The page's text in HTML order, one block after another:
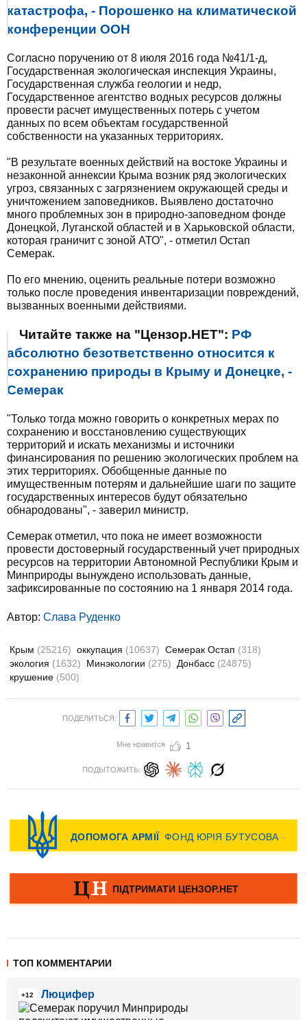
катастрофа, - Порошенко на климатической
конференции ООН
Согласно поручению от 8 июля 2016 года №41/1-д,
Государственная экологическая инспекция Украины,
Государственная служба геологии и недр,
Государственное агентство водных ресурсов должны
провести расчет имущественных потерь с учетом
данных по всем объектам государственной
собственности на указанных территориях.
"В результате военных действий на востоке Украины и
незаконной аннексии Крыма возник ряд экологических
угроз, связанных с загрязнением окружающей среды и
уничтожением заповедников. Выявлено достаточно
много проблемных зон в природно-заповедном фонде
Донецкой, Луганской областей и в Харьковской области,
которая граничит с зоной АТО", - отметил Остап
Семерак.
По его мнению, оценить реальные потери возможно
только после проведения инвентаризации повреждений,
вызванных военными действиями.
Читайте также на "Цензор.НЕТ": РФ
абсолютно безответственно относится к
сохранению природы в Крыму и Донецке, -
Семерак
"Только тогда можно говорить о конкретных мерах по
сохранению и восстановлению существующих
территорий и искать механизмы и источники
финансирования по решению экологических проблем на
этих территориях. Обобщенные данные по
имущественным потерям и дальнейшие шаги по защите
государственных интересов будут обязательно
обнародованы", - заверил министр.
Семерак отметил, что пока не имеет возможности
провести достоверный государственный учет природных
ресурсов на территории Автономной Республики Крым и
Минприроды вынуждено использовать данные,
зафиксированные по состоянию на 1 января 2014 года.
Автор: Слава Руденко
Крым (25216) оккупация (10637) Семерак Остап (318)
экология (1632) Минэкологии (275) Донбасс (24875)
крушение (500)
ПОДЕЛИТЬСЯ:
Мне нравится 1
ПОДЫТОЖИТЬ:
ТОП КОММЕНТАРИИ
+12 Люцифер